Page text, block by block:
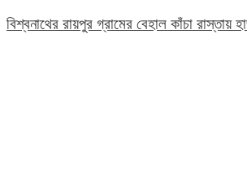
বিশ্বনাথের রায়পুর গ্রামের বেহাল কাঁচা রাস্তায়